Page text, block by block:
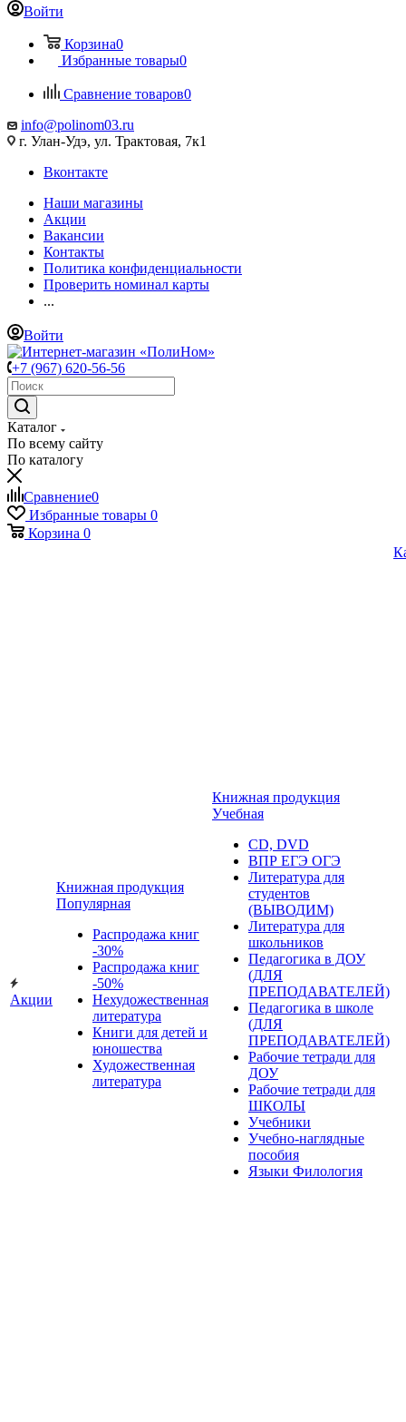
Войти
Корзина0
Избранные товары0
Сравнение товаров0
info@polinom03.ru
г. Улан-Удэ, ул. Трактовая, 7к1
Вконтакте
Наши магазины
Акции
Вакансии
Контакты
Политика конфиденциальности
Проверить номинал карты
...
Войти
+7 (967) 620-56-56
Каталог
По всему сайту
По каталогу
Сравнение0
Избранные товары 0
Корзина 0
Акции
Книжная продукция
Популярная
Распродажа книг
-30%
Распродажа книг
-50%
Нехудожественная
литература
Книги для детей и
юношества
Художественная
литература
Книжная продукция
Учебная
CD, DVD
ВПР ЕГЭ ОГЭ
Литература для
студентов
(ВЫВОДИМ)
Литература для
школьников
Педагогика в ДОУ
(ДЛЯ
ПРЕПОДАВАТЕЛЕЙ)
Педагогика в школе
(ДЛЯ
ПРЕПОДАВАТЕЛЕЙ)
Рабочие тетради для
ДОУ
Рабочие тетради для
ШКОЛЫ
Учебники
Учебно-наглядные
пособия
Языки Филология